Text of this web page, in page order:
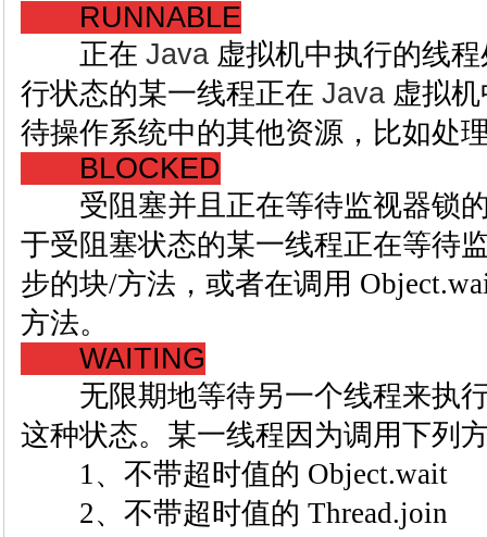
RUNNABLE
正在 Java 虚拟机中执行的线
行状态的某一线程正在 Java 虚拟
待操作系统中的其他资源，比如处
BLOCKED
受阻塞并且正在等待监视器锁的
于受阻塞状态的某一线程正在等待
步的块/方法，或者在调用
方法。
WAITING
无限期地等待另一个线程来执行
这种状态。某一线程因为调用下列
1、不带超时值的 Object.wait
2、不带超时值的 Thread.join